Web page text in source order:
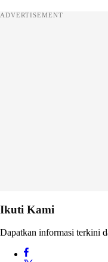
ADVERTISEMENT
Ikuti Kami
Dapatkan informasi terkini